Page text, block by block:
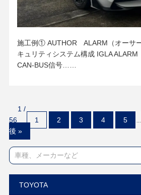
施工例① AUTHOR ALARM（オーサ
キュリティシステム構成 IGLA ALARM
CAN-BUS信号……
1 /
56
1 2 3 4 5
後 »
TOYOTA